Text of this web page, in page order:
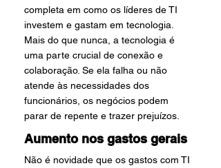
completa em como os líderes de TI
investem e gastam em tecnologia.
Mais do que nunca, a tecnologia é
uma parte crucial de conexão e
colaboração. Se ela falha ou não
atende às necessidades dos
funcionários, os negócios podem
parar de repente e trazer prejuízos.
Aumento nos gastos gerais
Não é novidade que os gastos com TI